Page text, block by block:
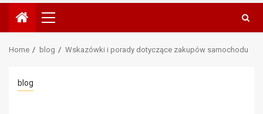
Primary
Menu
Home blog Wskazówki i porady dotyczące zakupów samochodu
blog